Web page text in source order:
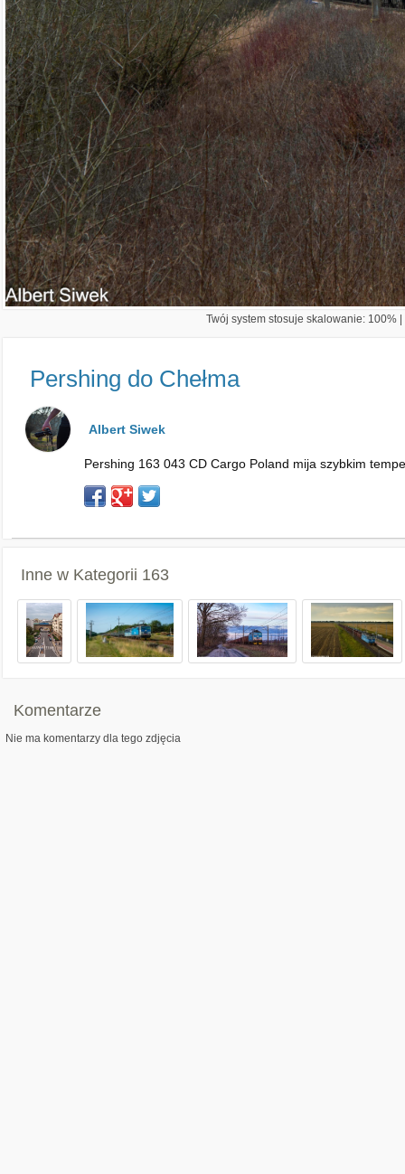
Twój system stosuje skalowanie: 100%
Pershing do Chełma
Albert Siwek
Pershing 163 043 CD Cargo Poland mija szybkim
Inne w Kategorii 163
Komentarze
Nie ma komentarzy dla tego zdjęcia